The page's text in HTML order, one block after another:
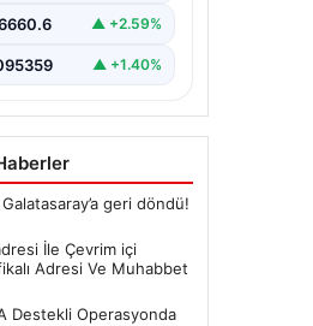
▲ +2.59%
▲ +1.40%
geri döndü!
İle Çevrim içi
Adresi Ve Muhabbet
Destekli Operasyonda